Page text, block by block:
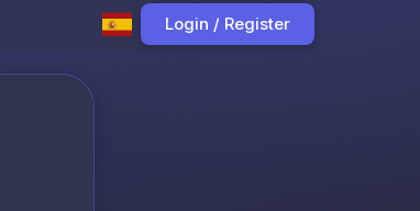
Login / Register